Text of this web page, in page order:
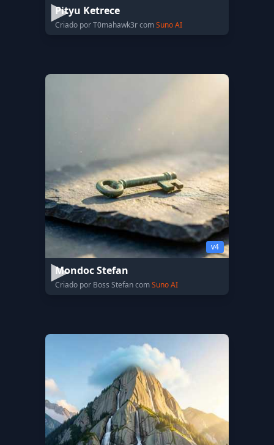
Pityu Ketrece
Criado por T0mahawk3r comSuno AI
v4
Mondoc Stefan
Criado por Boss Stefan comSuno AI